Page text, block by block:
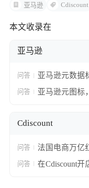
亚马逊 Cdiscount
本文收录在
亚马逊
问答
亚马逊元数据
Manager中标
吗？
问答 亚马逊元图标
Cdiscount
问答
法国电商万亿
与运营完整攻
问答 在Cdiscount开